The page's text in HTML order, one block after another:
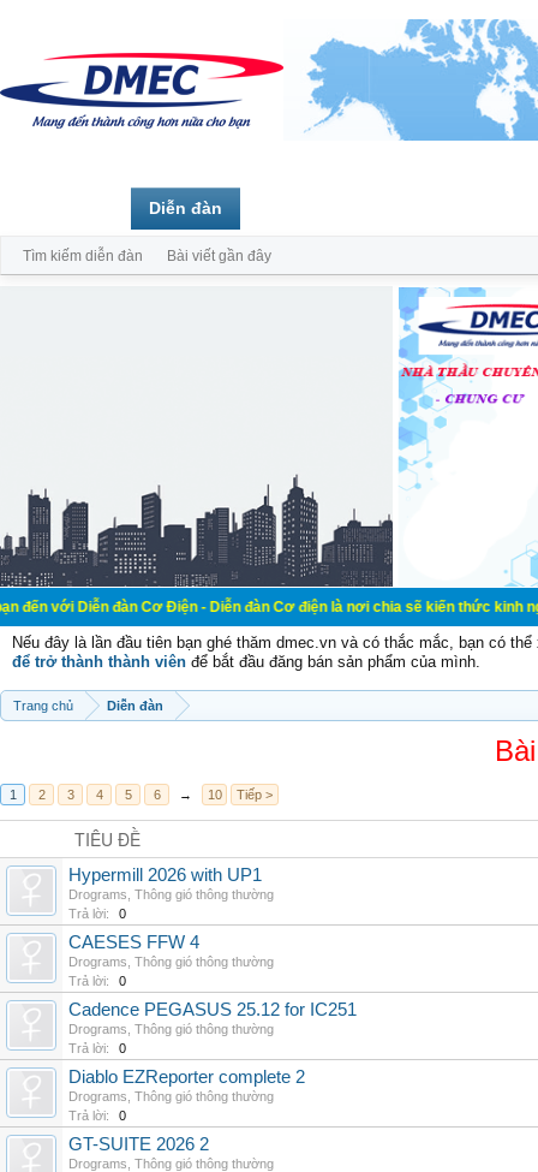
đàn Cơ Điện - Diễn đàn Cơ điện là nơi chia sẽ kiến thức kinh nghiệm
Nếu đây là lần đầu tiên bạn ghé thăm dmec.vn và có thắc mắc, bạn có
để trở thành thành viên để bắt đầu đăng bán sản phẩm của mình.
Trang chủ Diễn đàn
1 2 3 4 5 6 → 10 Tiếp >
TIÊU ĐỀ
Hypermill 2026 with UP1
Drograms Thông gió thông thường
Trả lời:
0
CAESES FFW 4
Drograms Thông gió thông thường
Trả lời:
0
Cadence PEGASUS 25.12 for IC251
Drograms Thông gió thông thường
Trả lời:
0
Diablo EZReporter complete 2
Drograms Thông gió thông thường
Trả lời:
0
GT-SUITE 2026 2
Drograms Thông gió thông thường
Diễn đàn
Tìm kiếm diễn đàn Bài viết gần đây